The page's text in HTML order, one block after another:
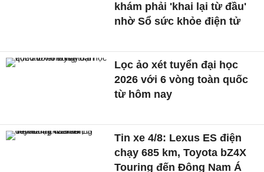
khám phải 'khai lại từ đầu'
nhờ Sổ sức khỏe điện tử
Lọc ảo xét tuyển đại học
2026 với 6 vòng toàn quốc
từ hôm nay
Tin xe 4/8: Lexus ES điện
chạy 685 km, Toyota bZ4X
Touring đến Đông Nam Á